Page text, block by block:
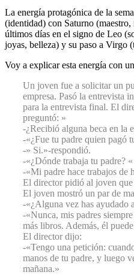
La energía protagónica de la
(identidad) con Saturno
últimos días en el signo de Leo
joyas, belleza) y su paso a Virgo
Voy a explicar esta energía con
Un joven fue a solicitar un
empresa. Pasó la entrevista
para la entrevista final. El
preguntó: »
-¿Recibió alguna beca en la
-«¿Fue tu padre quien pagó
-» Si.»-respondió.
-«¿Dónde trabaja tu padre? «
-«Mi padre hace trabajos de
El director pidió al joven que
El joven mostró un par de
-«¿Alguna vez has ayudado
-«Nunca, mis padres
más libros. Además, él
El director dijo:
-«Tengo una petición:
manos de tu padre, y luego
mañana.»